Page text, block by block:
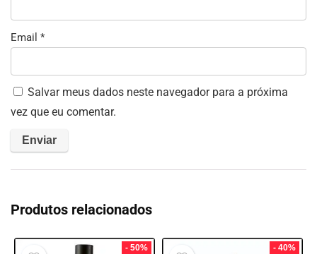
Email *
Salvar meus dados neste navegador para a próxima
vez que eu comentar.
Produtos relacionados
- 50% - 40%